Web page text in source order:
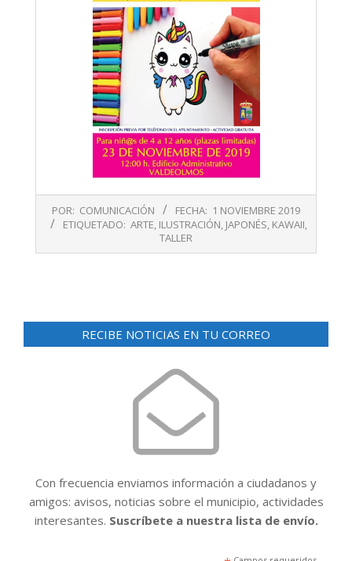
11-
POR: COMUNICACIÓN FECHA: 1 NOVIEMBRE 2019
ETIQUETADO: ARTE, ILUSTRACIÓN, JAPONÉS, KAWAII,
TALLER
RECIBE NOTICIAS EN TU CORREO
Con frecuencia enviamos información a ciudadanos y
amigos: avisos, noticias sobre el municipio, actividades
interesantes. Suscríbete a nuestra lista de envío.